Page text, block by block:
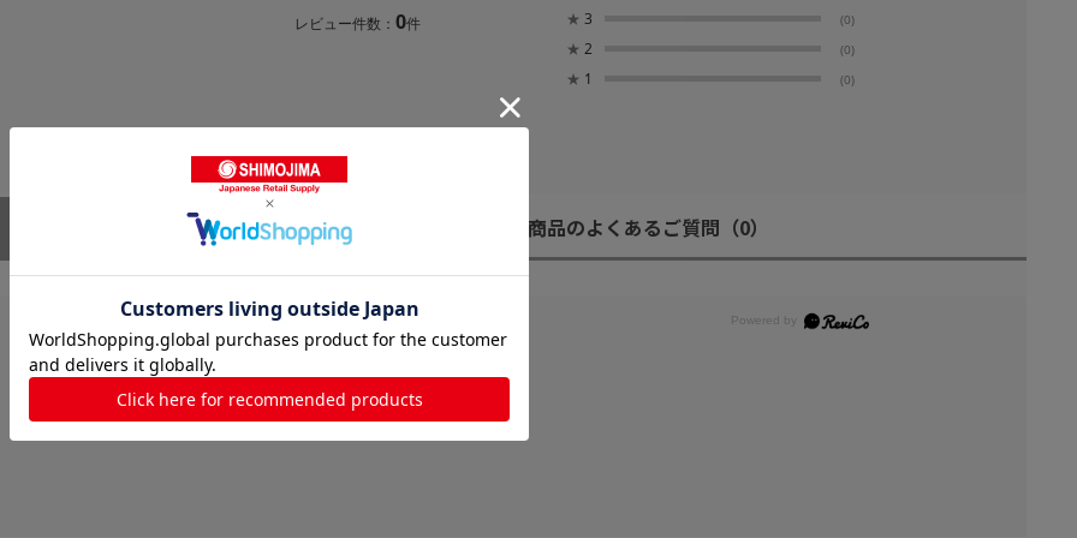
レビュー件数： 0件 ★ 3 (0)
★ 2 (0)
★ 1 (0)
商品のよくあるご質問 （0）
レビューはありません。